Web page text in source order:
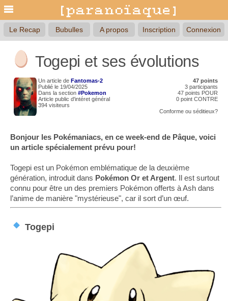
Le Recap Bubulles A propos Inscription Connexion
Togepi et ses évolutions
Un article de Fantomas-2
Publié le 19/04/2025
Dans la section #Pokemon
Article public d'intéret général
394 visiteurs
47 points
3 participants
47 points POUR
0 point CONTRE
Conforme ou séditieux?
Bonjour les Pokémaniacs, en ce week-end de Pâque, voici
un article spécialement prévu pour!
Togepi est un Pokémon emblématique de la deuxième
génération, introduit dans Pokémon Or et Argent. Il est surtout
connu pour être un des premiers Pokémon offerts à Ash dans
l’anime de manière "mystérieuse", car il sort d’un œuf.
Togepi